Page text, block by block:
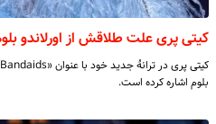
کیتی پری علت طلاقش از اورلاندو
بلوم اشاره کرده است.